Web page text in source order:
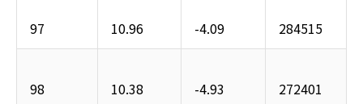
97 10.96 -4.09 284515
98 10.38 -4.93 272401